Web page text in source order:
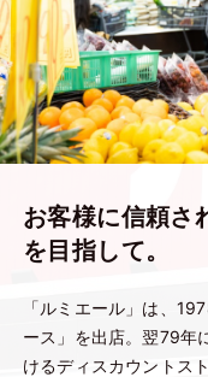
お客様に信頼さ
を目指して。
「ルミエール」は、
ース」を出店。翌79年
けるディスカウントス